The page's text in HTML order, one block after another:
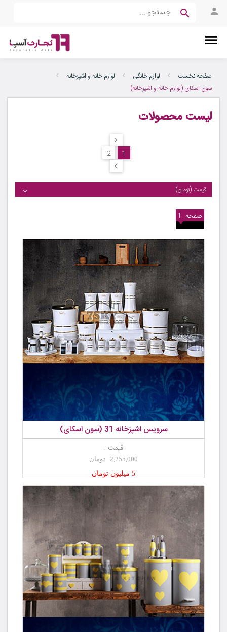
صفحه نخست لوازم خانگی
لوازم خانه و اشپزخانه
سون اسکای (لوازم خانه و اشپزخانه)
لیست محصولات
1
2
قیمت (تومان)
صفحه 1
سرویس اشپزخانه 31 (سون اسکای)
قیمت :
2,255,000 تومان
5 میلیون تومان